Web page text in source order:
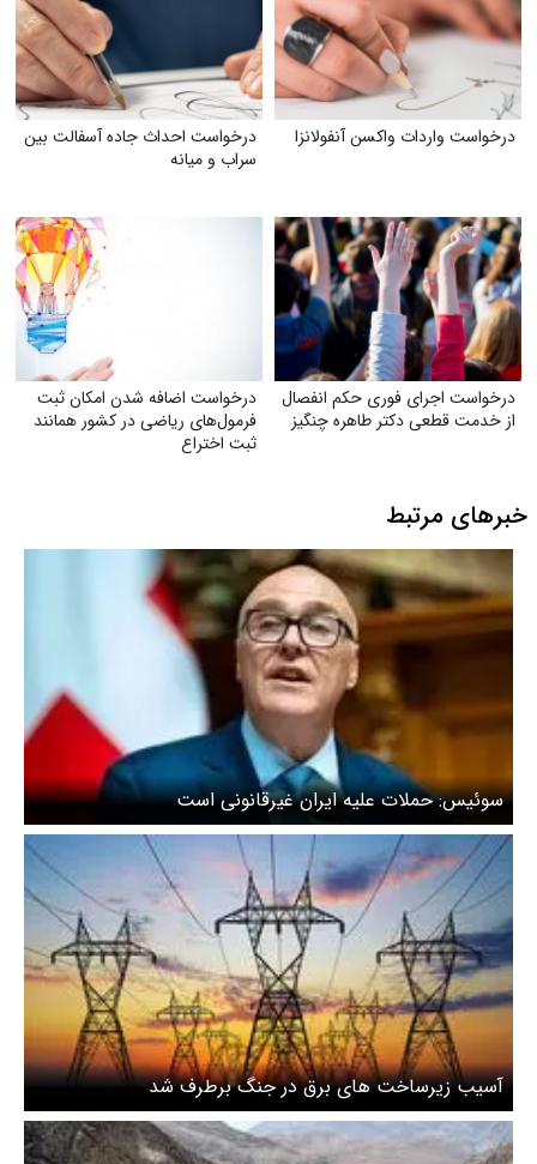
درخواست واردات واکسن آنفولانزا
درخواست احداث جاده آسفالت بین
سراب و میانه
درخواست اجرای فوری حکم انفصال
از خدمت قطعی دکتر طاهره چنگیز
درخواست اضافه شدن امکان ثبت
فرمول‌های ریاضی در کشور همانند
ثبت اختراع
خبرهای مرتبط
سوئیس: حملات علیه ایران غیرقانونی است
آسیب زیرساخت های برق در جنگ برطرف شد